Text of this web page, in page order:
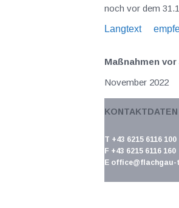
noch vor dem
Langtext
Maßnahmen
November 2022
Langtext
KONTAKTDATEN
T +43 6215 6116 100
F +43 6215 6116 160
E